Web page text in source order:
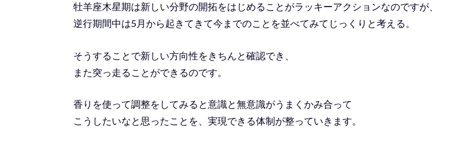
牡羊座木星期は新しい分野の開拓をはじめることがラッキーアクションなのですが、
逆行期間中は5月から起きてきて今までのことを並べてみてじっくりと考える。
そうすることで新しい方向性をきちんと確認でき、
また突っ走ることができるのです。
香りを使って調整をしてみると意識と無意識がうまくかみ合って
こうしたいなと思ったことを、実現できる体制が整っていきます。